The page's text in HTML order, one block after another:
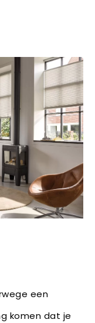
een
komen dat je